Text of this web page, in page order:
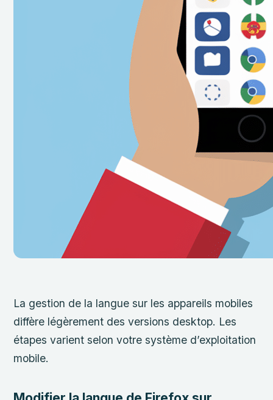
La gestion de la langue sur les appareils mobiles
diffère légèrement des versions desktop. Les
étapes varient selon votre système d’exploitation
mobile.